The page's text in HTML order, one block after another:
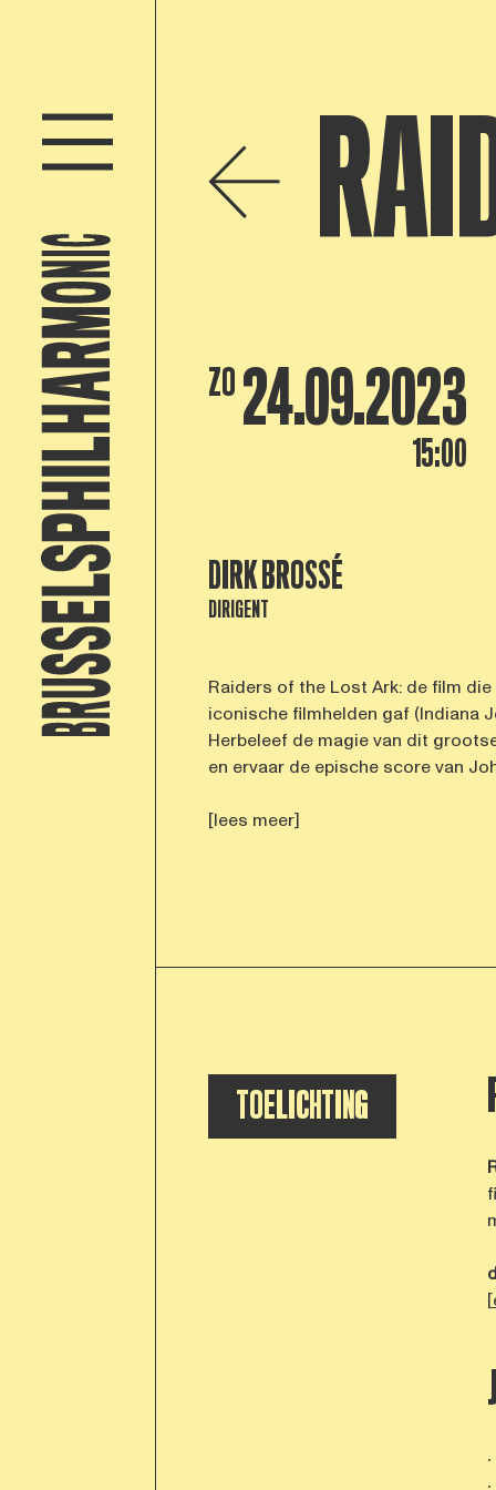
ZO 24.09.2023
15:00
DIRK BROSSÉ
DIRIGENT
Raiders of the Lost Ark: de film
iconische filmhelden gaf (Indiana
Herbeleef de magie van dit
en ervaar de epische score van
[lees meer]
TOELICHTING
[